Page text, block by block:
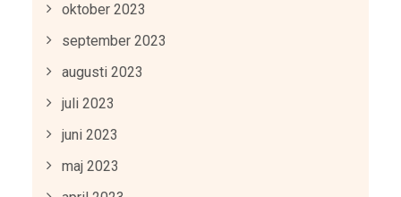
oktober 2023
september 2023
augusti 2023
juli 2023
juni 2023
maj 2023